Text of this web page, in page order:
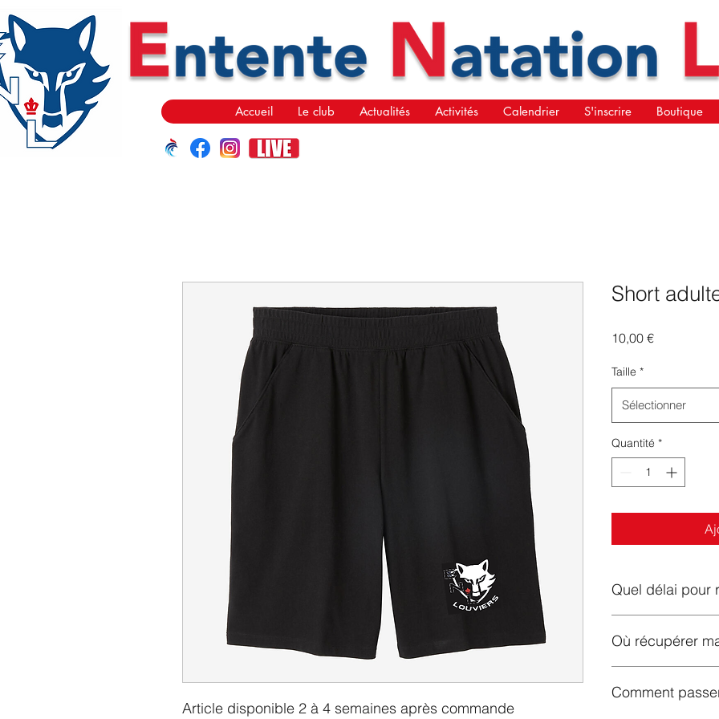
Accueil Le club Actualités Activités Calendrier S'inscrire Boutique
Article disponible 2 à 4 semaines après commande
Short
10,00 €Prix
Taille *
Sélectionner
Quantité *
Quel délai pour
recevoir le ou les
Où récupérer
seront à retirer à la
Comment